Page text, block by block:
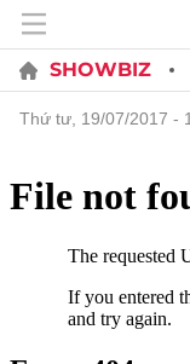
SHOWBIZ
thứ tư, 19/07/2017 -